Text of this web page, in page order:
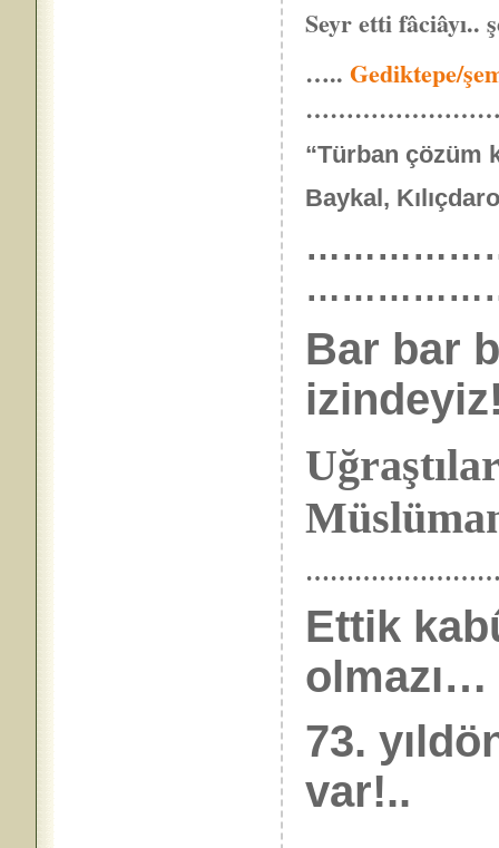
Seyr etti fâciâyı..
…..Gediktepe/
“Türban çözüm
Baykal,
Bar bar
Ettik
olmazı…
73.
var!..